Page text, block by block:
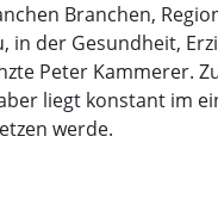
Branchen,
der Gesundheit,
Peter Kammerer.
liegt konstant im
werde.